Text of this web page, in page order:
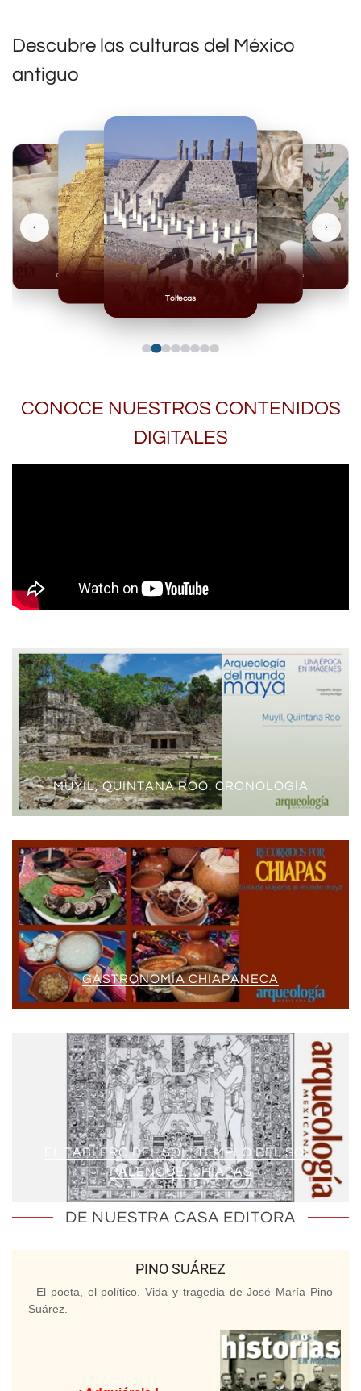
Descubre las culturas del México
antiguo
Toltecas
Mexicas
Olmecas
‹ ›
CONOCE NUESTROS CONTENIDOS
DIGITALES
MUYIL, QUINTANA ROO. CRONOLOGÍA
GASTRONOMÍA CHIAPANECA
EL TABLERO DEL SOL, TEMPLO DEL SOL,
PALENQUE, CHIAPAS
DE NUESTRA CASA EDITORA
PINO SUÁREZ
El poeta, el político. Vida y tragedia de José María Pino
Suárez.